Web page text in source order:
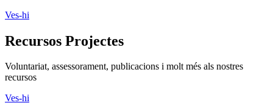
Ves-hi
Recursos Projectes
Voluntariat, assessorament, publicacions i molt més als nostres
recursos
Ves-hi